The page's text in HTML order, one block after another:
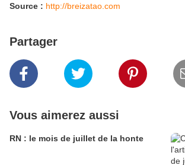
Source : http://breizatao.com
Partager
Vous aimerez aussi
RN : le mois de juillet de la honte